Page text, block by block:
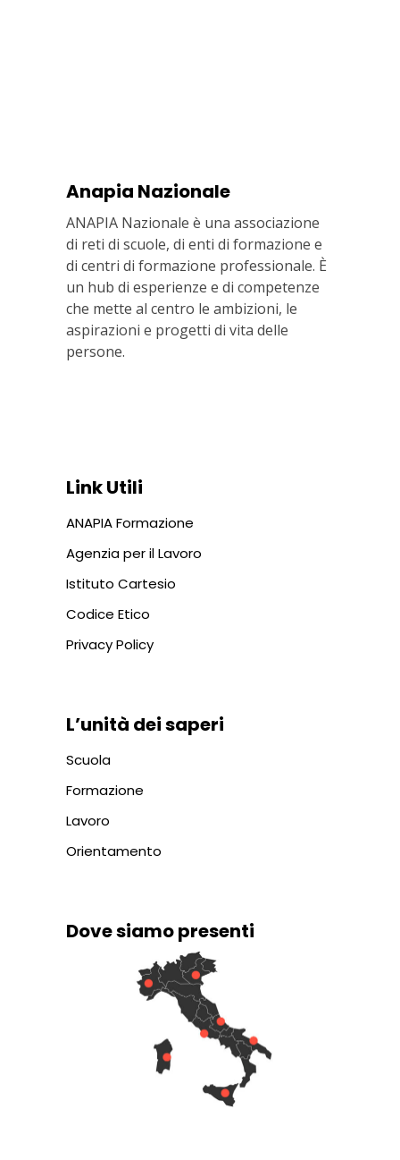
Anapia Nazionale
ANAPIA Nazionale è una associazione
di reti di scuole, di enti di formazione e
di centri di formazione professionale. È
un hub di esperienze e di competenze
che mette al centro le ambizioni, le
aspirazioni e progetti di vita delle
persone.
Link Utili
ANAPIA Formazione
Agenzia per il Lavoro
Istituto Cartesio
Codice Etico
Privacy Policy
L’unità dei saperi
Scuola
Formazione
Lavoro
Orientamento
Dove siamo presenti